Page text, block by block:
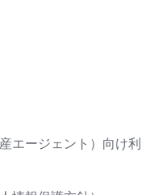
エージェント）向け利